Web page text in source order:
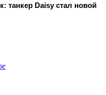
танкер Daisy стал новой